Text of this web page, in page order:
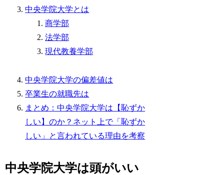
中央学院大学とは
商学部
法学部
現代教養学部
中央学院大学の偏差値は
卒業生の就職先は
まとめ：中央学院大学は【恥ずか
しい】のか？ネット上で「恥ずか
しい」と言われている理由を考察
中央学院大学は頭がいい